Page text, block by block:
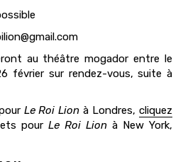
au théâtre mogador entre le
février sur rendez-vous, suite à
Le Roi Lion à Londres,cliquez
pour Le Roi Lion à New York,